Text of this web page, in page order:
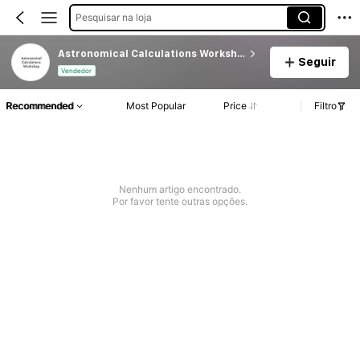
Pesquisar na loja
Astronomical Calculations Workshop
Vendedor
Seguir
Recommended Most Popular Price Filtro
Nenhum artigo encontrado.
Por favor tente outras opções.